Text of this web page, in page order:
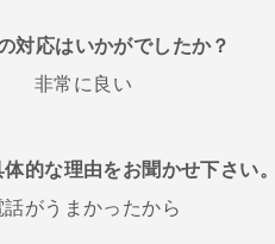
対応はいかがでしたか？
非常に良い
的な理由をお聞かせ下さい。
話がうまかったから